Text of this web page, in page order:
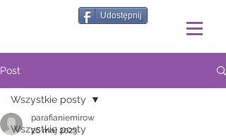
Udostępnij
Post
Wszystkie posty
Wszystkie posty
parafianiemirow
26 maj 2023